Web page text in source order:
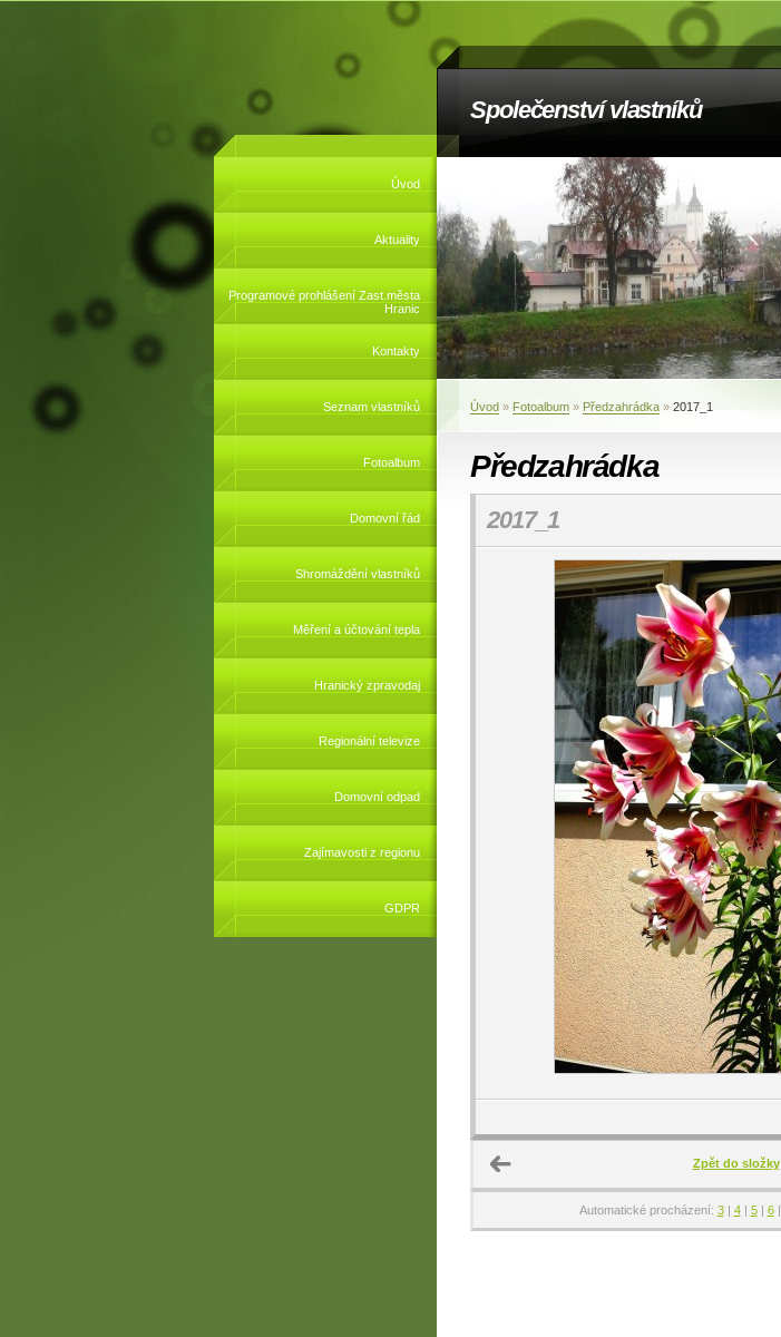
Společenství vlastníků
Úvod
Aktuality
Programové prohlášení Zast.města
Hranic
Kontakty
Seznam vlastníků
Fotoalbum
Domovní řád
Shromáždění vlastníků
Měření a účtování tepla
Hranický zpravodaj
Regionální televize
Domovní odpad
Zajímavosti z regionu
GDPR
Úvod » Fotoalbum » Předzahrádka » 2017_1
Předzahrádka
2017_1
Zpět do složky
Automatické procházení: 3| 4| 5| 6|